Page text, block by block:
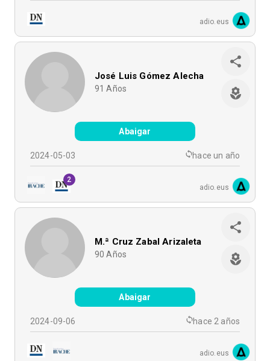
adio.eus
José Luis Gómez Alecha
91 Años
Abaigar
2024-05-03 hace un año
2
adio.eus
M.ª Cruz Zabal Arizaleta
90 Años
Abaigar
2024-09-06 hace 2 años
adio.eus